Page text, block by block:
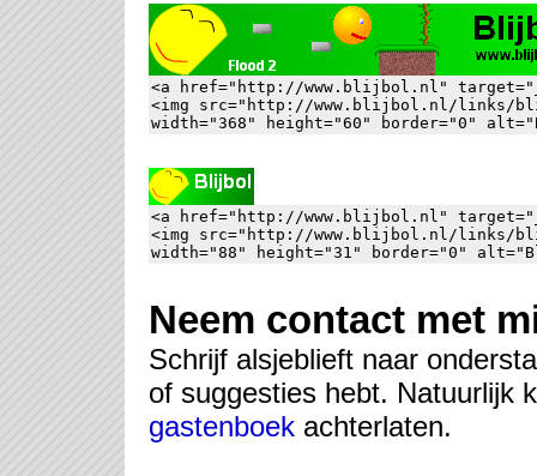
<a href="http://www.blijbol.nl"
<img src="http://www.blijbol.nl/links/
width="368" height="60" border="0"
<a href="http://www.blijbol.nl"
<img src="http://www.blijbol.nl/links/
width="88" height="31" border="0"
Neem contact met
Schrijf alsjeblieft naar
of suggesties hebt. Natuurlijk
gastenboek achterlaten.